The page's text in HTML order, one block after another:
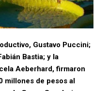
Gustavo Puccini;
Bastia; y la
Aeberhard, firmaron
millones de pesos al